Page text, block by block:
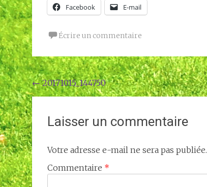
Facebook E-mail
Écrire un commentaire
Navigation
de
l'article
←20171015_144750
Laisser un commentaire
Votre adresse e-mail ne sera pas publiée.
Commentaire *